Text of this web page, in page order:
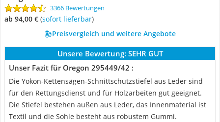
3366 Bewertungen
ab 94,00 € ( Sofort lieferbar)
Preisvergleich und weitere Angebote
Unsere Bewertung: SEHR GUT
Unser Fazit für Oregon 295449/42 :
Die Yokon-Kettensägen-Schnittschutzstiefel aus Leder sind
für den Rettungsdienst und für Holzarbeiten gut geeignet.
Die Stiefel bestehen außen aus Leder, das Innenmaterial ist
Textil und die Sohle besteht aus robustem Gummi.